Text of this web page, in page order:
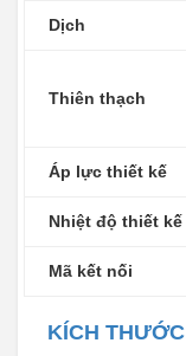
Dịch
Thiên thạch
Áp lực thiết kế
Nhiệt độ thiết kế
Mã kết nối
KÍCH THƯỚC